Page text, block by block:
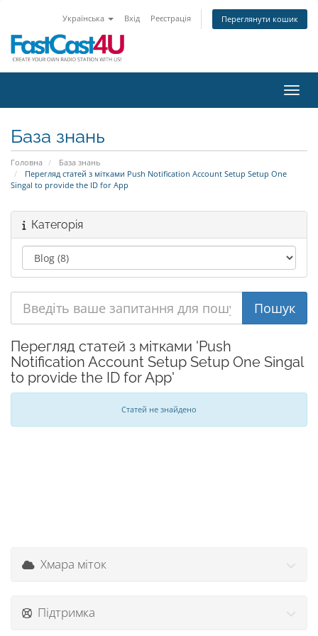
Українська Вхід Реєстрація Переглянути кошик
База знань
Головна
База знань
Перегляд статей з мітками Push Notification Account Setup Setup One
Singal to provide the ID for App
Категорія
Перегляд статей з мітками 'Push
Notification Account Setup Setup One Singal
to provide the ID for App'
Статей не знайдено
Хмара міток
Підтримка